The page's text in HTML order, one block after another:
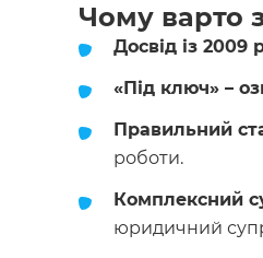
Чому варто
Досвід із 2009
«Під ключ» –
Правильний
роботи.
Комплексний
юридичний